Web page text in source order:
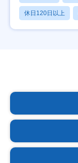
休日120日以上